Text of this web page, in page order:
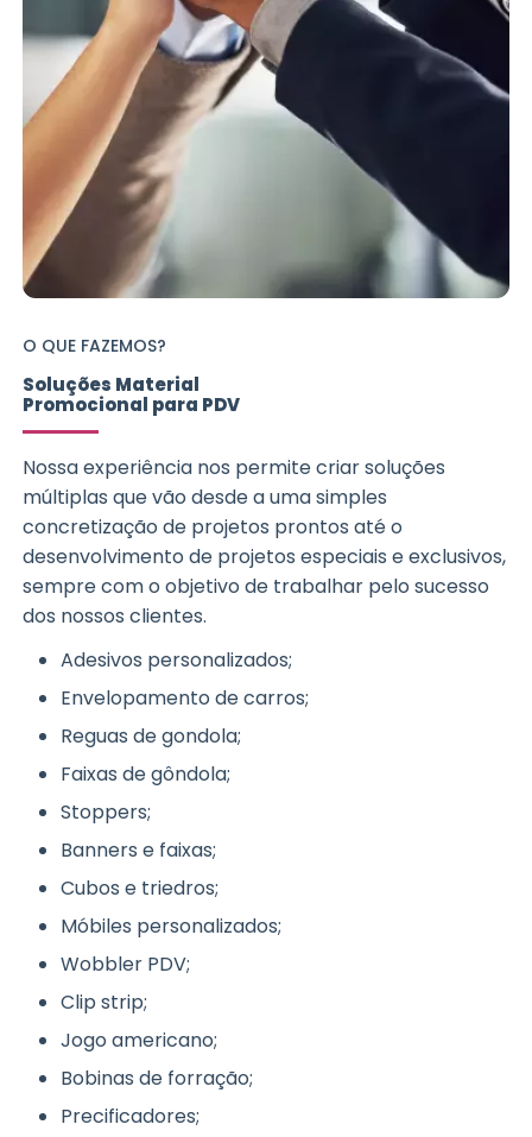
O QUE FAZEMOS?
Soluções Material
Promocional para PDV
Nossa experiência nos permite criar soluções
múltiplas que vão desde a uma simples
concretização de projetos prontos até o
desenvolvimento de projetos especiais e exclusivos,
sempre com o objetivo de trabalhar pelo sucesso
dos nossos clientes.
Adesivos personalizados;
Envelopamento de carros;
Reguas de gondola;
Faixas de gôndola;
Stoppers;
Banners e faixas;
Cubos e triedros;
Móbiles personalizados;
Wobbler PDV;
Clip strip;
Jogo americano;
Bobinas de forração;
Precificadores;